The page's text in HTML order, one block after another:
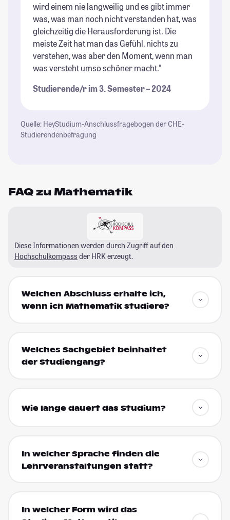
wird einem nie langweilig und es gibt immer
was, was man noch nicht verstanden hat, was
gleichzeitig die Herausforderung ist. Die
meiste Zeit hat man das Gefühl, nichts zu
verstehen, was aber den Moment, wenn man
was versteht umso schöner macht."
Studierende/r im 3. Semester – 2024
Quelle: HeyStudium-Anschlussfragebogen der CHE-
Studierendenbefragung
FAQ zu Mathematik
Diese Informationen werden durch Zugriff auf den
Hochschulkompass der HRK erzeugt.
Welchen Abschluss erhalte ich,
wenn ich Mathematik studiere?
Welches Sachgebiet beinhaltet
der Studiengang?
Wie lange dauert das Studium?
In welcher Sprache finden die
Lehrveranstaltungen statt?
In welcher Form wird das